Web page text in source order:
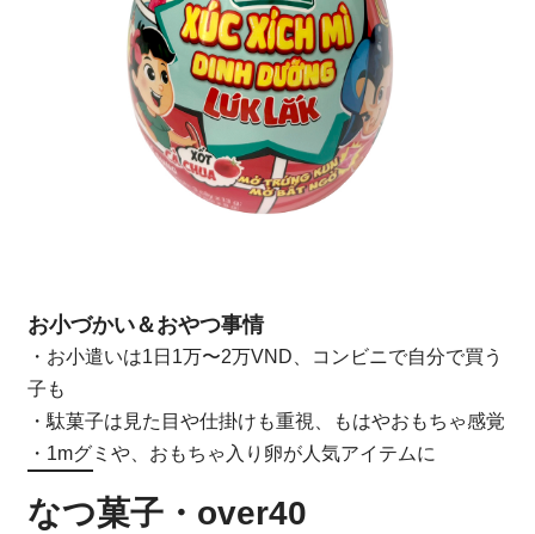
お小づかい＆おやつ事情
・お小遣いは1日1万〜2万VND、コンビニで自分で買う
子も
・駄菓子は見た目や仕掛けも重視、もはやおもちゃ感覚
・1mグミや、おもちゃ入り卵が人気アイテムに
なつ菓子・over40